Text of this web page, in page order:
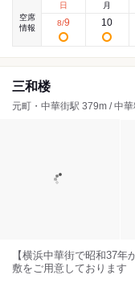
空席
情報
日
8/9
月
10
三和楼
元町・中華街駅 379m / 中華
【横浜中華街で昭和37
敷をご用意しております